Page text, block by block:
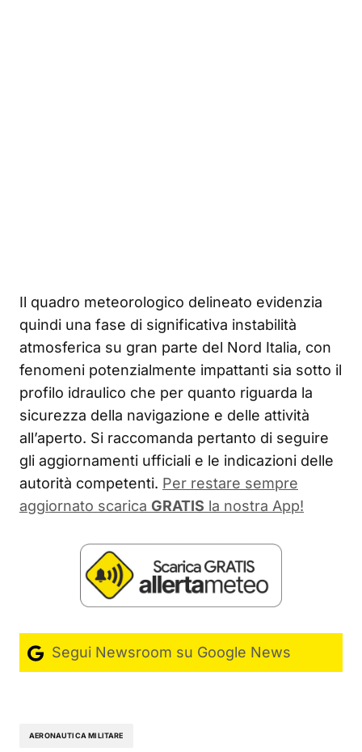
Il quadro meteorologico delineato evidenzia
quindi una fase di significativa instabilità
atmosferica su gran parte del Nord Italia, con
fenomeni potenzialmente impattanti sia sotto il
profilo idraulico che per quanto riguarda la
sicurezza della navigazione e delle attività
all’aperto. Si raccomanda pertanto di seguire
gli aggiornamenti ufficiali e le indicazioni delle
autorità competenti. Per restare sempre
aggiornato scarica GRATIS la nostra App!
Segui Newsroom su Google News
AERONAUTICA MILITARE